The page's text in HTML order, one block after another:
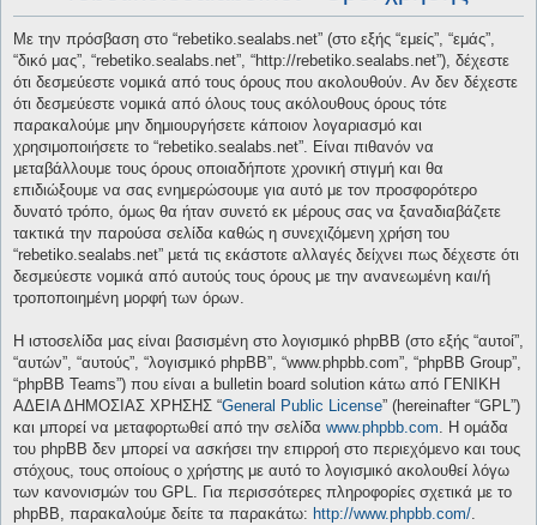
Με την πρόσβαση στο “rebetiko.sealabs.net” (στο εξής “εμείς”, “εμάς”,
“δικό μας”, “rebetiko.sealabs.net”, “http://rebetiko.sealabs.net”), δέχεστε
ότι δεσμεύεστε νομικά από τους όρους που ακολουθούν. Αν δεν δέχεστε
ότι δεσμεύεστε νομικά από όλους τους ακόλουθους όρους τότε
παρακαλούμε μην δημιουργήσετε κάποιον λογαριασμό και
χρησιμοποιήσετε το “rebetiko.sealabs.net”. Είναι πιθανόν να
μεταβάλλουμε τους όρους οποιαδήποτε χρονική στιγμή και θα
επιδιώξουμε να σας ενημερώσουμε για αυτό με τον προσφορότερο
δυνατό τρόπο, όμως θα ήταν συνετό εκ μέρους σας να ξαναδιαβάζετε
τακτικά την παρούσα σελίδα καθώς η συνεχιζόμενη χρήση του
“rebetiko.sealabs.net” μετά τις εκάστοτε αλλαγές δείχνει πως δέχεστε ότι
δεσμεύεστε νομικά από αυτούς τους όρους με την ανανεωμένη και/ή
τροποποιημένη μορφή των όρων.
Η ιστοσελίδα μας είναι βασισμένη στο λογισμικό phpBB (στο εξής “αυτοί”,
“αυτών”, “αυτούς”, “λογισμικό phpBB”, “www.phpbb.com”, “phpBB Group”,
“phpBB Teams”) που είναι a bulletin board solution κάτω από ΓΕΝΙΚΗ
ΑΔΕΙΑ ΔΗΜΟΣΙΑΣ ΧΡΗΣΗΣ “General Public License” (hereinafter “GPL”)
και μπορεί να μεταφορτωθεί από την σελίδα www.phpbb.com. Η ομάδα
του phpBB δεν μπορεί να ασκήσει την επιρροή στο περιεχόμενο και τους
στόχους, τους οποίους ο χρήστης με αυτό το λογισμικό ακολουθεί λόγω
των κανονισμών του GPL. Για περισσότερες πληροφορίες σχετικά με το
phpBB, παρακαλούμε δείτε τα παρακάτω: http://www.phpbb.com/.